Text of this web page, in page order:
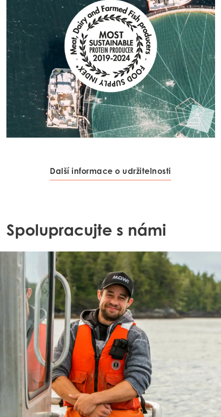
Spolupracujte s námi